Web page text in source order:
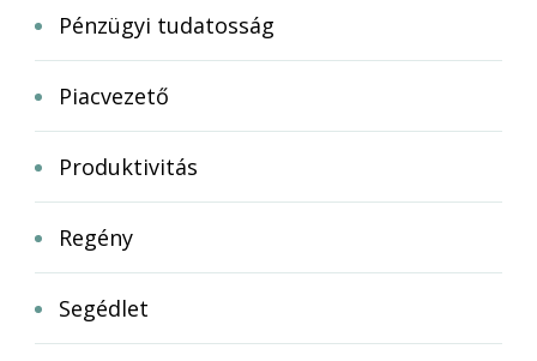
Pénzügyi tudatosság
Piacvezető
Produktivitás
Regény
Segédlet